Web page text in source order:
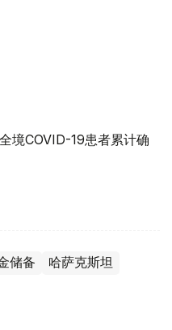
境COVID-19患者累计确
储备 哈萨克斯坦